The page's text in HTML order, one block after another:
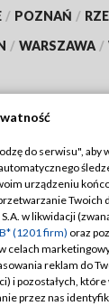
/ POZNAŃ /
/ WARSZAWA /
TVP
TVP
Cyfrowa
Regulamin
Polityka
Moje zgody
Pomoc
do serwisu", aby
urządzeniu
Twoich
w likwidacji
(1201 firm) oraz
celach
reklam do
i pozostałych,
przez nas